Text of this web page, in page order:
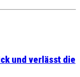
und verlässt die